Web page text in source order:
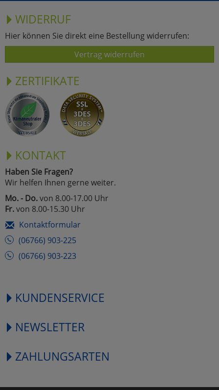
WIDERRUF
Hier können Sie direkt eine Bestellung widerrufen:
Vertrag widerrufen
ZERTIFIKATE
KONTAKT
Haben Sie Fragen?
Wir helfen Ihnen gerne weiter.
Mo. - Do.von 8.00-17.00 Uhr
Fr.von 8.00-15.30 Uhr
Kontaktformular
(06766) 903-225
(06766) 903-223
KUNDENSERVICE
NEWSLETTER
ZAHLUNGSARTEN